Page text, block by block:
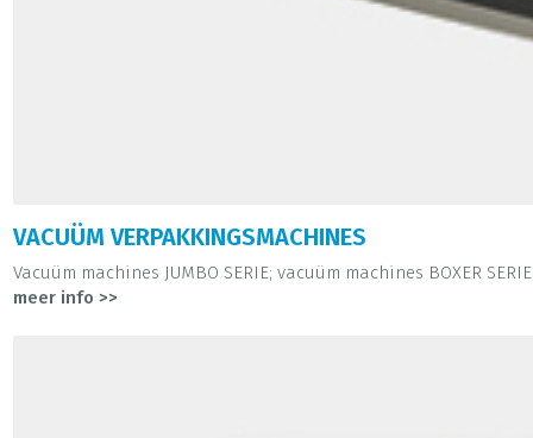
VACUÜM VERPAKKINGSMACHINES
Vacuüm machines JUMBO SERIE; vacuüm machines BOXER
meer info >>